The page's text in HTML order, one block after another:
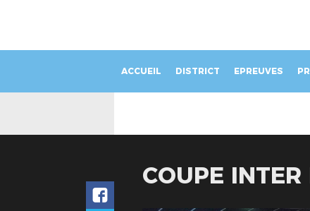
ACCUEIL DISTRICT EPREUVES
COUPE